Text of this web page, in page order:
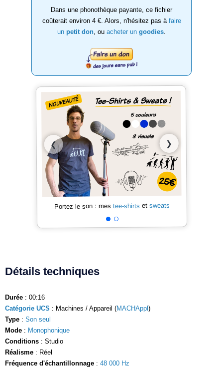
Dans une phonothèque payante, ce fichier
coûterait environ 4 €. Alors, n'hésitez pas à faire
un petit don , ou acheter un goodies
❮ ❯
Portez le son : mes tee-shirts et sweats
Détails techniques
Durée : 00:16
Catégorie UCS : Machines / Appareil (MACHAppl )
Type : Son seul
Mode : Monophonique
Conditions : Studio
Réalisme : Réel
Fréquence d'échantillonnage : 48 000 Hz